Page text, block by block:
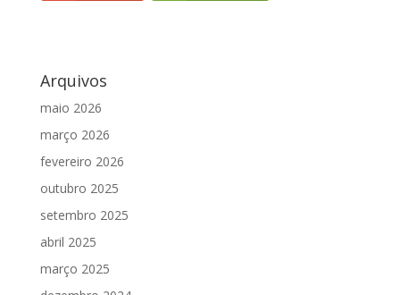
Arquivos
maio 2026
março 2026
fevereiro 2026
outubro 2025
setembro 2025
abril 2025
março 2025